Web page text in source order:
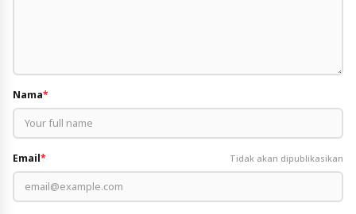
Nama*
Email* Tidak akan dipublikasikan